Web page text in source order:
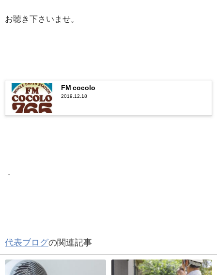
お聴き下さいませ。
FM cocolo
2019.12.18
代表ブログの関連記事